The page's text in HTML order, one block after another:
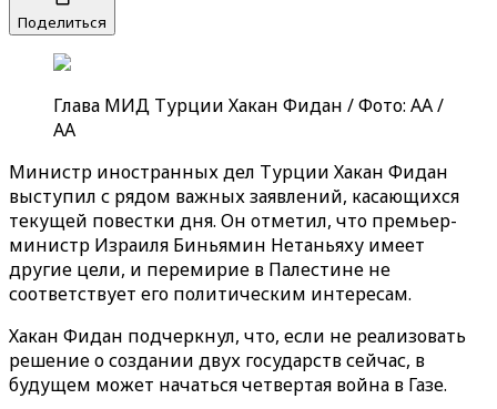
Поделиться
Глава МИД Турции Хакан Фидан / Фото: AA /
AA
Министр иностранных дел Турции Хакан Фидан
выступил с рядом важных заявлений, касающихся
текущей повестки дня. Он отметил, что премьер-
министр Израиля Биньямин Нетаньяху имеет
другие цели, и перемирие в Палестине не
соответствует его политическим интересам.
Хакан Фидан подчеркнул, что, если не реализовать
решение о создании двух государств сейчас, в
будущем может начаться четвертая война в Газе.